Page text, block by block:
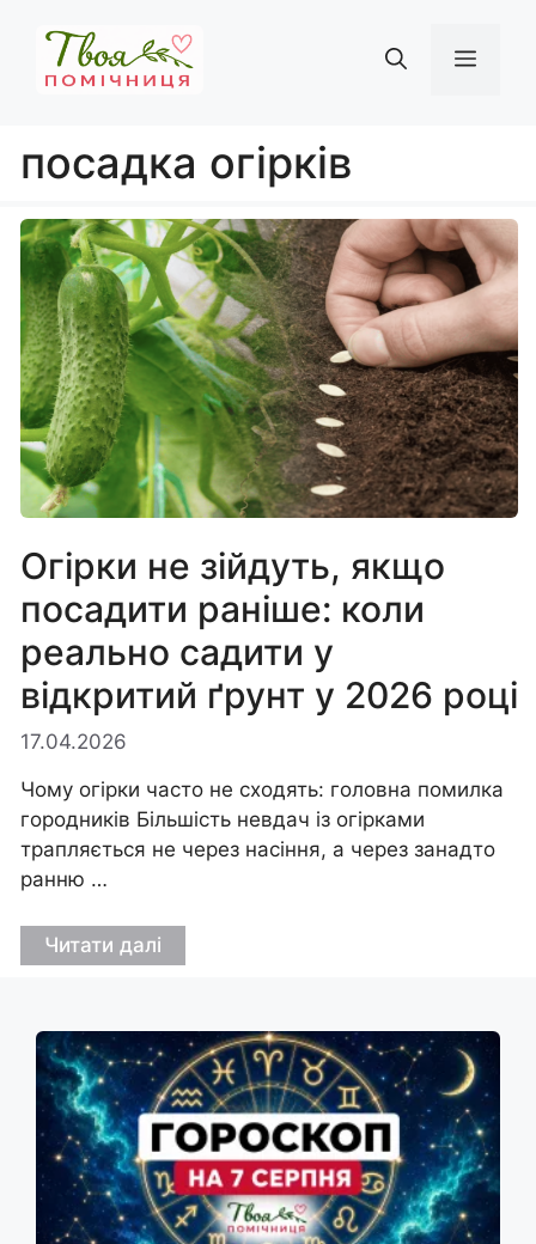
вмісту
посадка огірків
Огірки не зійдуть, якщо
посадити раніше: коли
реально садити у
відкритий ґрунт у 2026 році
17.04.2026
Чому огірки часто не сходять: головна помилка
городників Більшість невдач із огірками
трапляється не через насіння, а через занадто
ранню …
Читати далі